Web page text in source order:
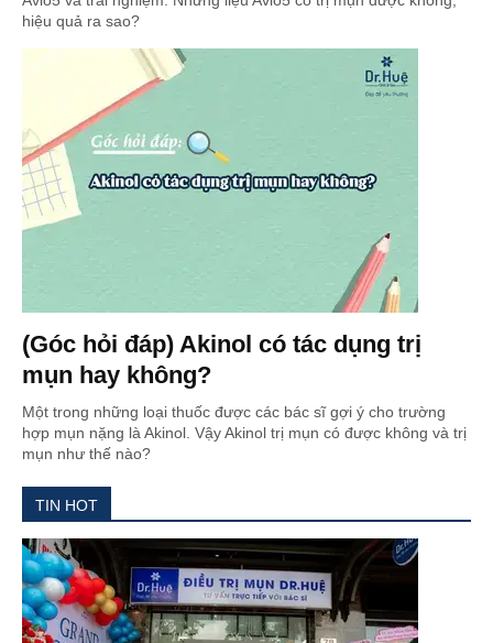
hiệu quả ra sao?
(Góc hỏi đáp) Akinol có tác dụng trị
mụn hay không?
Một trong những loại thuốc được các bác sĩ gợi ý cho trường
hợp mụn nặng là Akinol. Vậy Akinol trị mụn có được không và trị
mụn như thế nào?
TIN HOT